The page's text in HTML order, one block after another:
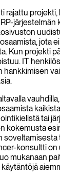
rajattu
järjestelmän
jota
Kun projekti
IT
hankkimisen
tai
kokemusta
konsultti on
mukanaan